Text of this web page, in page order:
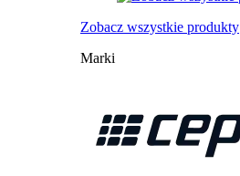
Zobacz wszystkie produkty
Marki